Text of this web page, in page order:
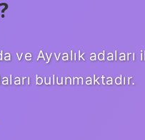
ve Ayvalık adaları
bulunmaktadır.